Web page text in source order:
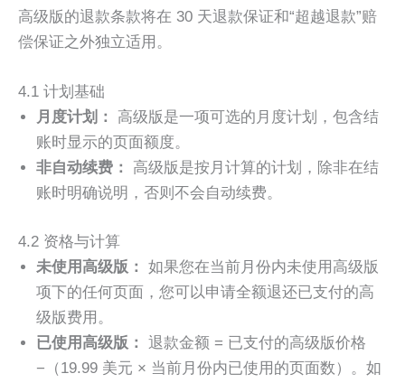
高级版的退款条款将在 30 天退款保证和“超越退款”赔
偿保证之外独立适用。
4.1 计划基础
月度计划：
高级版是一项可选的月度计划，包含结
账时显示的页面额度。
非自动续费：
高级版是按月计算的计划，除非在结
账时明确说明，否则不会自动续费。
4.2 资格与计算
未使用高级版：
如果您在当前月份内未使用高级版
项下的任何页面，您可以申请全额退还已支付的高
级版费用。
已使用高级版：
退款金额 = 已支付的高级版价格
−（19.99 美元 × 当前月份内已使用的页面数）。如